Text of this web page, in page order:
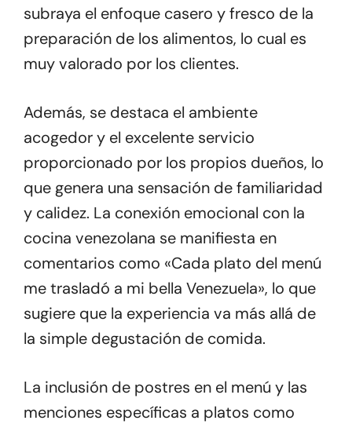
subraya el enfoque casero y fresco de la
preparación de los alimentos, lo cual es
muy valorado por los clientes.
Además, se destaca el ambiente
acogedor y el excelente servicio
proporcionado por los propios dueños, lo
que genera una sensación de familiaridad
y calidez. La conexión emocional con la
cocina venezolana se manifiesta en
comentarios como «Cada plato del menú
me trasladó a mi bella Venezuela», lo que
sugiere que la experiencia va más allá de
la simple degustación de comida.
La inclusión de postres en el menú y las
menciones específicas a platos como